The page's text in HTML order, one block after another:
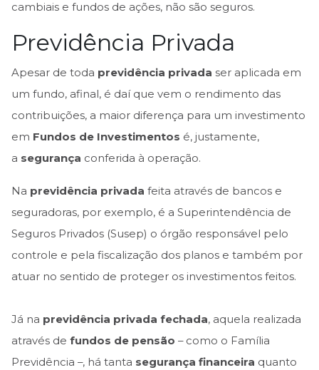
cambiais e fundos de ações, não são seguros.
Previdência Privada
Apesar de toda previdência privada ser aplicada em
um fundo, afinal, é daí que vem o rendimento das
contribuições, a maior diferença para um investimento
em Fundos de Investimentos é, justamente,
a segurança conferida à operação.
Na previdência privada feita através de bancos e
seguradoras, por exemplo, é a Superintendência de
Seguros Privados (Susep) o órgão responsável pelo
controle e pela fiscalização dos planos e também por
atuar no sentido de proteger os investimentos feitos.
Já na previdência privada fechada, aquela realizada
através de fundos de pensão – como o Família
Previdência –, há tanta segurança financeira quanto